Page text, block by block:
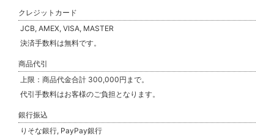
クレジットカード
JCB, AMEX, VISA, MASTER
決済手数料は無料です。
商品代引
上限：商品代金合計 300,000円まで。
代引手数料はお客様のご負担となります。
銀行振込
りそな銀行, PayPay銀行